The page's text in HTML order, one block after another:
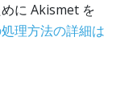
に Akismet を
理方法の詳細は